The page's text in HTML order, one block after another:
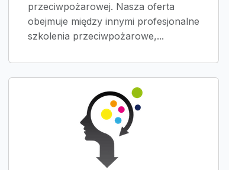
przeciwpożarowej. Nasza oferta
obejmuje między innymi profesjonalne
szkolenia przeciwpożarowe,...